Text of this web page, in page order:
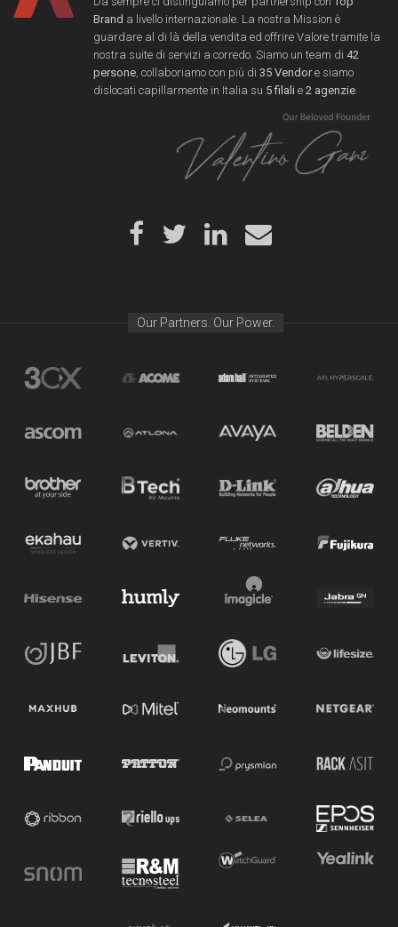
Brand a livello internazionale. La nostra Mission è
guardare al di là della vendita ed offrire Valore tramite la
nostra suite di servizi a corredo. Siamo un team di 42
persone, collaboriamo con più di 35 Vendore siamo
dislocati capillarmente in Italia su 5 filali e 2 agenzie.